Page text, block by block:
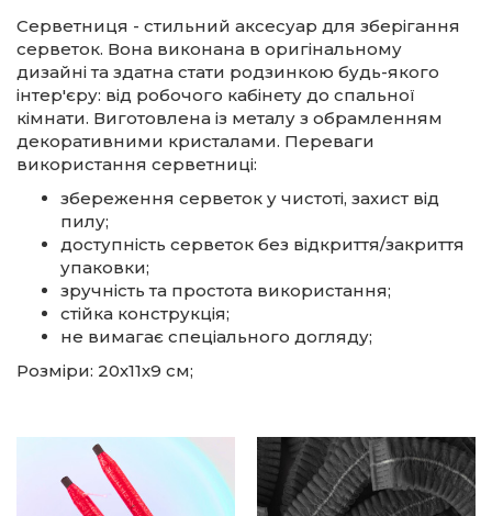
Серветниця - стильний аксесуар для зберігання
серветок. Вона виконана в оригінальному
дизайні та здатна стати родзинкою будь-якого
інтер'єру: від робочого кабінету до спальної
кімнати. Виготовлена із металу з обрамленням
декоративними кристалами. Переваги
використання серветниці:
збереження серветок у чистоті, захист від
пилу;
доступність серветок без відкриття/закриття
упаковки;
зручність та простота використання;
стійка конструкція;
не вимагає спеціального догляду;
Розміри: 20х11х9 см;